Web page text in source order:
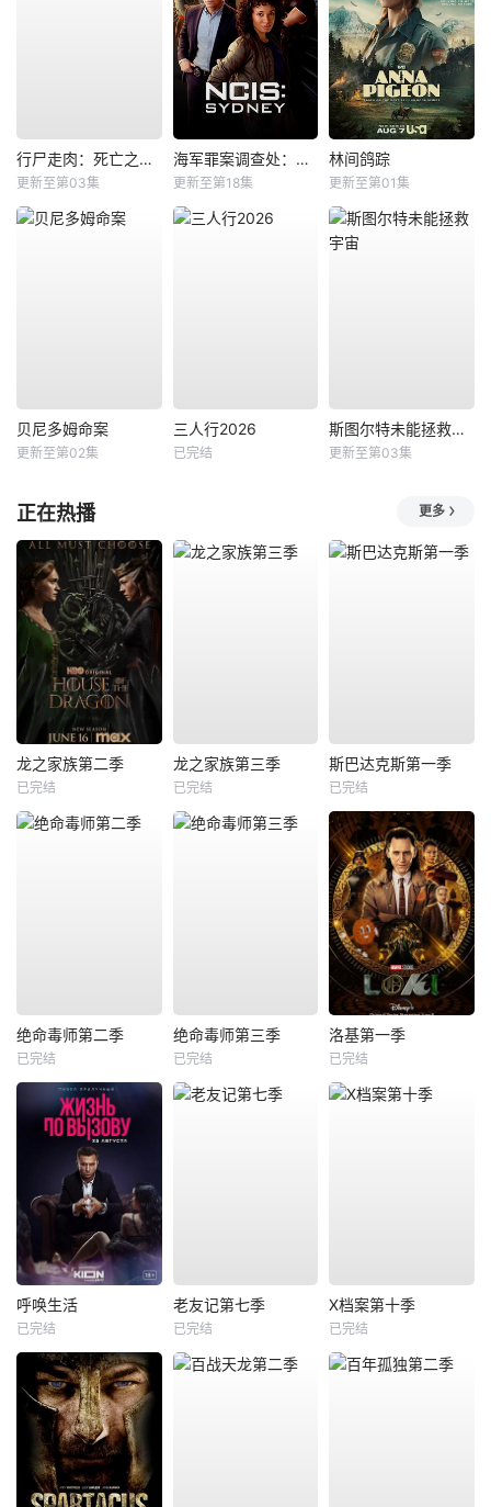
行尸走肉：死亡之城第三季
更新至第03集
海军罪案调查处：悉尼第三季
更新至第18集
林间鸽踪
更新至第01集
贝尼多姆命案
更新至第02集
三人行2026
已完结
斯图尔特未能拯救宇宙
更新至第03集
正在热播 更多
龙之家族第二季
已完结
龙之家族第三季
已完结
斯巴达克斯第一季
已完结
绝命毒师第二季
已完结
绝命毒师第三季
已完结
洛基第一季
已完结
呼唤生活
已完结
老友记第七季
已完结
X档案第十季
已完结